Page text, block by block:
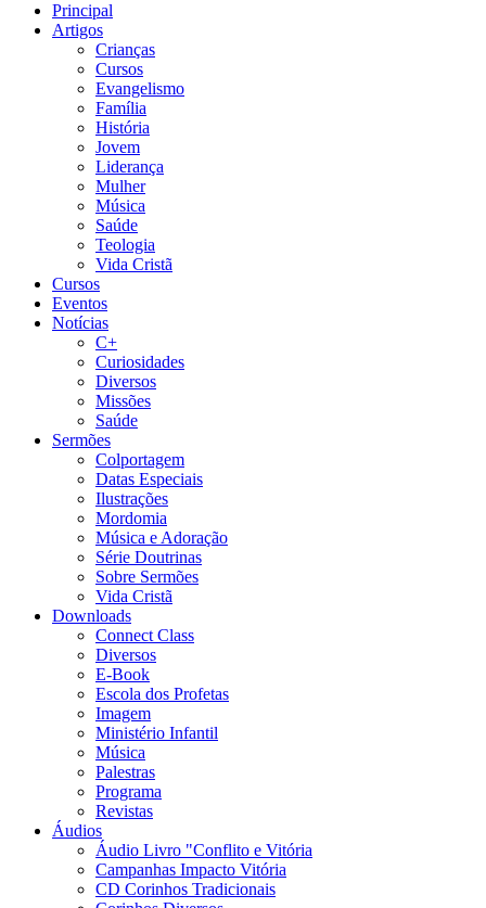
Principal
Artigos
Crianças
Cursos
Evangelismo
Família
História
Jovem
Liderança
Mulher
Música
Saúde
Teologia
Vida Cristã
Cursos
Eventos
Notícias
C+
Curiosidades
Diversos
Missões
Saúde
Sermões
Colportagem
Datas Especiais
Ilustrações
Mordomia
Música e Adoração
Série Doutrinas
Sobre Sermões
Vida Cristã
Downloads
Connect Class
Diversos
E-Book
Escola dos Profetas
Imagem
Ministério Infantil
Música
Palestras
Programa
Revistas
Áudios
Áudio Livro "Conflito e Vitória
Campanhas Impacto Vitória
CD Corinhos Tradicionais